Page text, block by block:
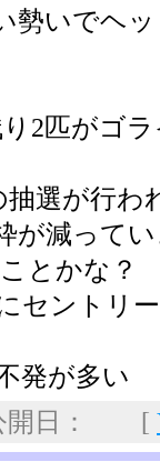
勢いでヘ
2匹がゴ
抽選が行
が減って
とかな？
セントリ
発が多い
開日： [